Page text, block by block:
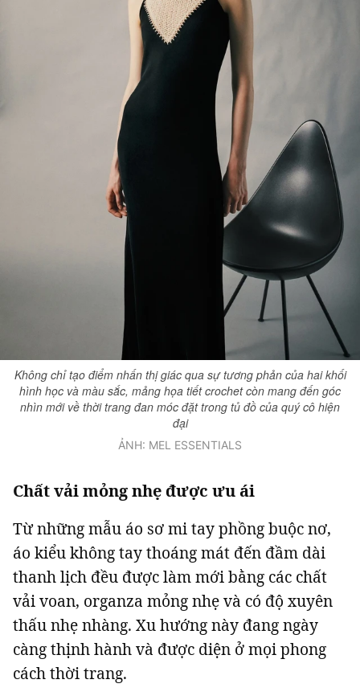
Không chỉ tạo điểm nhấn thị giác qua sự tương phản của hai khối
hình học và màu sắc, mảng họa tiết crochet còn mang đến góc
nhìn mới về thời trang đan móc đặt trong tủ đồ của quý cô hiện
đại
ẢNH: MEL ESSENTIALS
Chất vải mỏng nhẹ được ưu ái
Từ những mẫu áo sơ mi tay phồng buộc nơ,
áo kiểu không tay thoáng mát đến đầm dài
thanh lịch đều được làm mới bằng các chất
vải voan, organza mỏng nhẹ và có độ xuyên
thấu nhẹ nhàng. Xu hướng này đang ngày
càng thịnh hành và được diện ở mọi phong
cách thời trang.